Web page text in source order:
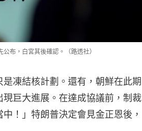
布，白宮其後確認。（路透社）
是凍結核計劃。還有，朝鮮在此期
巨大進展。在達成協議前，制裁
！」特朗普決定會見金正恩後，